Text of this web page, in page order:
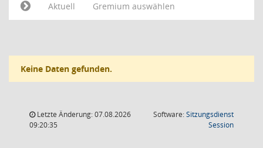
Aktuell
Gremium auswählen
Keine Daten gefunden.
Letzte Änderung: 07.08.2026
09:20:35
Software:Sitzungsdienst
Session(Wird in